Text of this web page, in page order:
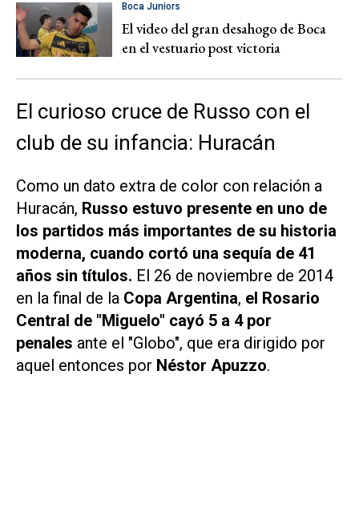
Boca Juniors
El video del gran desahogo de Boca
en el vestuario post victoria
El curioso cruce de Russo con el
club de su infancia: Huracán
Como un dato extra de color con relación a
Huracán, Russo estuvo presente en uno de
los partidos más importantes de su historia
moderna, cuando cortó una sequía de 41
años sin títulos. El 26 de noviembre de 2014
en la final de la Copa Argentina, el Rosario
Central de "Miguelo" cayó 5 a 4 por
penales ante el "Globo", que era dirigido por
aquel entonces por Néstor Apuzzo.